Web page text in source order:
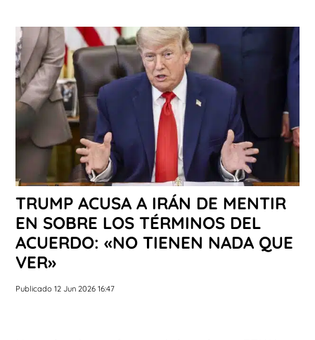
TRUMP ACUSA A IRÁN DE MENTIR
EN SOBRE LOS TÉRMINOS DEL
ACUERDO: «NO TIENEN NADA QUE
VER»
Publicado 12 Jun 2026 16:47